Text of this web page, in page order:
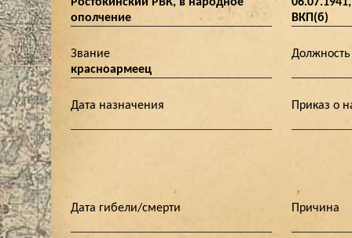
ополчение
ВКП(б)
Звание
красноармеец
Должность
Дата назначения Приказ о
Дата гибели/смерти Причина